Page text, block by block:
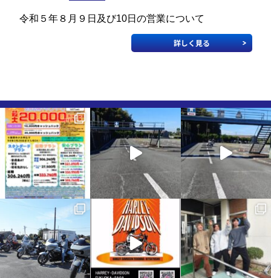
令和５年８月９日及び10日の営業について
詳しく見る